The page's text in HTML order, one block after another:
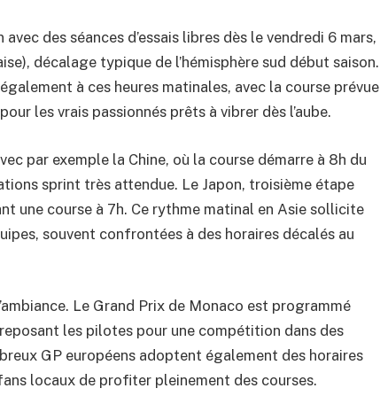
des séances d’essais libres dès le vendredi 6 mars,
décalage typique de l’hémisphère sud début saison.
à ces heures matinales, avec la course prévue
les vrais passionnés prêts à vibrer dès l’aube.
par exemple la Chine, où la course démarre à 8h du
sprint très attendue. Le Japon, troisième étape
une course à 7h. Ce rythme matinal en Asie sollicite
souvent confrontées à des horaires décalés au
Le Grand Prix de Monaco est programmé
les pilotes pour une compétition dans des
GP européens adoptent également des horaires
locaux de profiter pleinement des courses.